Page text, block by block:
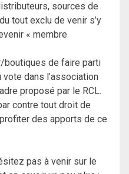
sources de
tout exclu de venir s’y
« membre
boutiques de faire parti
vote dans l’association
proposé par le RCL.
contre tout droit de
des apports de ce
pas à venir sur le